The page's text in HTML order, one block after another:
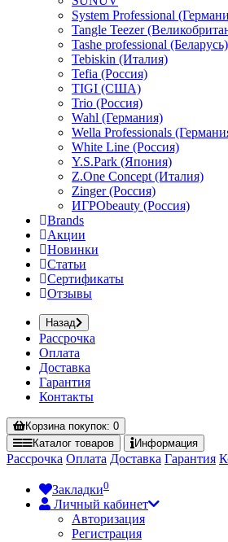
System Professional
Tangle Teezer
Tashe professional (Беларусь)
Tebiskin (Италия)
Tefia (Россия)
TIGI (США)
Trio (Россия)
Wahl (Германия)
Wella Professionals
White Line (Россия)
Y.S.Park (Япония)
Z.One Concept (Италия)
Zinger (Россия)
ИГРОbeauty (Россия)
Brands
Акции
Новинки
Статьи
Сертификаты
Отзывы
Назад
Рассрочка
Оплата
Доставка
Гарантия
Контакты
Корзинапокупок: 0
Каталог товаров Информация
Рассрочка Оплата Доставка Гарантия
Закладки0
Личный кабинет
Авторизация
Регистрация